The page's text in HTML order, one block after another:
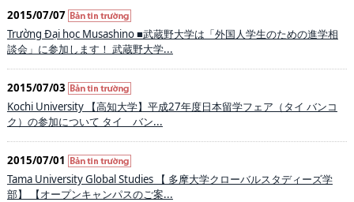
2015/07/07
Trường Đại học Musashino ■武蔵野大学は「外国人学生のための進学相
談会」に参加します！ 武蔵野大学...
2015/07/03
Kochi University 【高知大学】平成27年度日本留学フェア（タイ バンコ
ク）の参加について タイ バン...
2015/07/01
Tama University Global Studies 【 多摩大学クローバルスタディーズ学
部】 【オープンキャンパスのご案...